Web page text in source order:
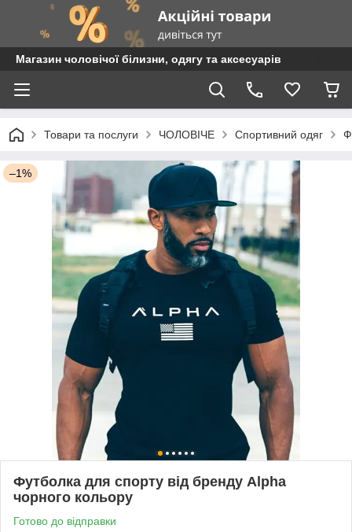
Магазин чоловічої білизни, одягу та аксесуарів
Товари та послуги ЧОЛОВІЧЕ Спортивний одяг
–1%
Футболка для спорту від бренду Alpha
чорного кольору
Готово до відправки